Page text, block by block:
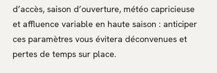
d’accès, saison d’ouverture, météo capricieuse
et affluence variable en haute saison : anticiper
ces paramètres vous évitera déconvenues et
pertes de temps sur place.